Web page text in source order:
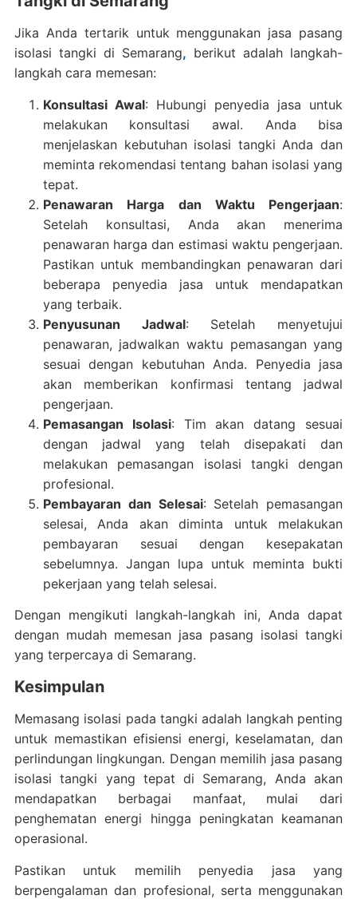
Jika Anda tertarik untuk menggunakan jasa pasang
isolasi tangki di Semarang, berikut adalah langkah-
langkah cara memesan:
Konsultasi Awal: Hubungi penyedia jasa untuk
melakukan konsultasi awal. Anda bisa
menjelaskan kebutuhan isolasi tangki Anda dan
meminta rekomendasi tentang bahan isolasi yang
tepat.
Penawaran Harga dan Waktu Pengerjaan:
Setelah konsultasi, Anda akan menerima
penawaran harga dan estimasi waktu pengerjaan.
Pastikan untuk membandingkan penawaran dari
beberapa penyedia jasa untuk mendapatkan
yang terbaik.
Penyusunan Jadwal: Setelah menyetujui
penawaran, jadwalkan waktu pemasangan yang
sesuai dengan kebutuhan Anda. Penyedia jasa
akan memberikan konfirmasi tentang jadwal
pengerjaan.
Pemasangan Isolasi: Tim akan datang sesuai
dengan jadwal yang telah disepakati dan
melakukan pemasangan isolasi tangki dengan
profesional.
Pembayaran dan Selesai: Setelah pemasangan
selesai, Anda akan diminta untuk melakukan
pembayaran sesuai dengan kesepakatan
sebelumnya. Jangan lupa untuk meminta bukti
pekerjaan yang telah selesai.
Dengan mengikuti langkah-langkah ini, Anda dapat
dengan mudah memesan jasa pasang isolasi tangki
yang terpercaya di Semarang.
Kesimpulan
Memasang isolasi pada tangki adalah langkah penting
untuk memastikan efisiensi energi, keselamatan, dan
perlindungan lingkungan. Dengan memilih jasa pasang
isolasi tangki yang tepat di Semarang, Anda akan
mendapatkan berbagai manfaat, mulai dari
penghematan energi hingga peningkatan keamanan
operasional.
Pastikan untuk memilih penyedia jasa yang
berpengalaman dan profesional, serta menggunakan